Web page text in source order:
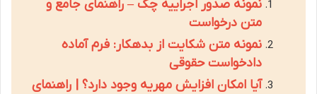
نمونه صدور اجراییه چک – راهنمای جامع و
متن درخواست
نمونه متن شکایت از بدهکار: فرم آماده
دادخواست حقوقی
آیا امکان افزایش مهریه وجود دارد؟ | راهنمای